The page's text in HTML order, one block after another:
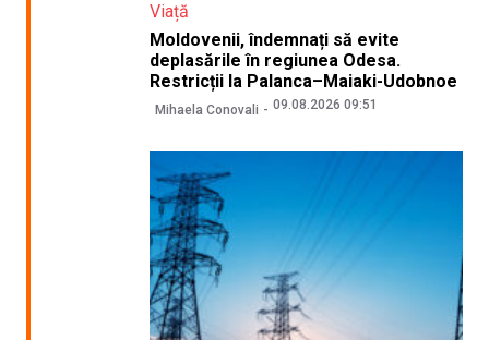
Viață
Moldovenii, îndemnați să evite
deplasările în regiunea Odesa.
Restricții la Palanca–Maiaki-Udobnoe
Mihaela Conovali 09.08.2026 09:51